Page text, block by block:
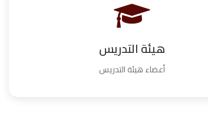
هيئة التدريس
أعضاء هيئة التدريس